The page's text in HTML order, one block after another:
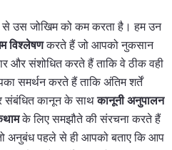
से उस जोखिम को कम करता है। हम उन
विश्लेषणकरते हैं जो आपको नुकसान
और संशोधित करते हैं ताकि वे ठीक वही
समर्थन करते हैं ताकि अंतिम शर्तें
संबंधित कानून के साथकानूनी अनुपालन
के लिए समझौते की संरचना करते हैं
अनुबंध पहले से ही आपको बताए कि आप